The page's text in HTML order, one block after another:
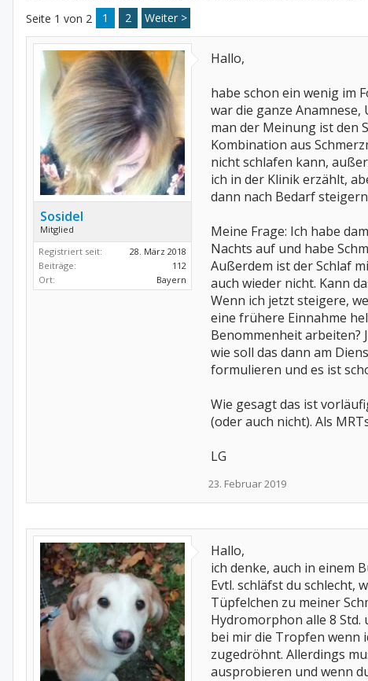
Seite 1 von 2 1 2 Weiter >
Sosidel
Mitglied
Registriert seit:
28. März 2018
Beiträge:
112
Ort:
Bayern
Hallo,
habe schon ein wenig im
war die ganze
man der Meinung ist den
Kombination aus
nicht schlafen kann,
ich in der Klinik erzählt,
dann nach Bedarf
Meine Frage: Ich habe
Nachts auf und habe
Außerdem ist der Schlaf
auch wieder nicht. Kann
Wenn ich jetzt steigere,
eine frühere Einnahme
Benommenheit arbeiten?
wie soll das dann am
formulieren und es ist
Wie gesagt das ist
(oder auch nicht). Als
LG
23. Februar 2019
Hallo,
ich denke, auch in einem
Evtl. schläfst du schlecht,
Tüpfelchen zu meiner
Hydromorphon alle 8
bei mir die Tropfen wenn
zugedröhnt. Allerdings
ausprobieren und wenn